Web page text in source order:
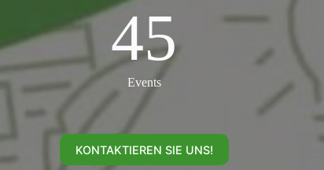
45
Events
KONTAKTIEREN SIE UNS!